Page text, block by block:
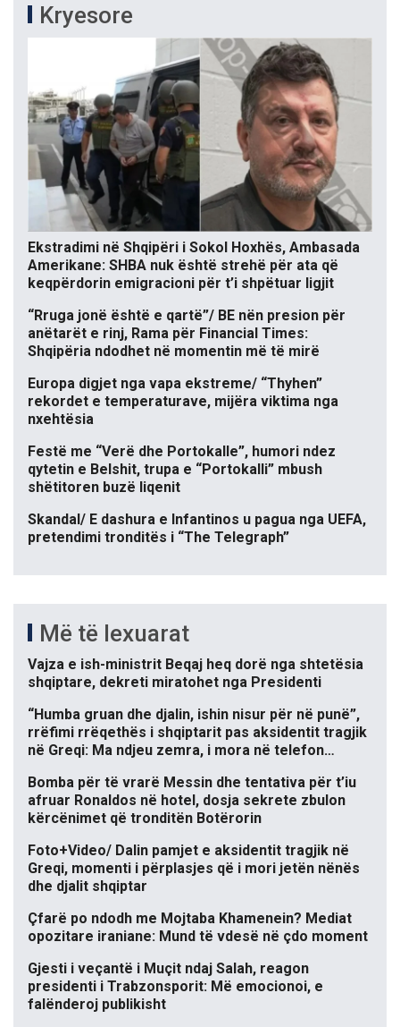
Kryesore
Ekstradimi në Shqipëri i Sokol Hoxhës, Ambasada
Amerikane: SHBA nuk është strehë për ata që
keqpërdorin emigracioni për t’i shpëtuar ligjit
“Rruga jonë është e qartë”/ BE nën presion për
anëtarët e rinj, Rama për Financial Times:
Shqipëria ndodhet në momentin më të mirë
Europa digjet nga vapa ekstreme/ “Thyhen”
rekordet e temperaturave, mijëra viktima nga
nxehtësia
Festë me “Verë dhe Portokalle”, humori ndez
qytetin e Belshit, trupa e “Portokalli” mbush
shëtitoren buzë liqenit
Skandal/ E dashura e Infantinos u pagua nga UEFA,
pretendimi tronditës i “The Telegraph”
Më të lexuarat
Vajza e ish-ministrit Beqaj heq dorë nga shtetësia
shqiptare, dekreti miratohet nga Presidenti
“Humba gruan dhe djalin, ishin nisur për në punë”,
rrëfimi rrëqethës i shqiptarit pas aksidentit tragjik
në Greqi: Ma ndjeu zemra, i mora në telefon…
Bomba për të vrarë Messin dhe tentativa për t’iu
afruar Ronaldos në hotel, dosja sekrete zbulon
kërcënimet që tronditën Botërorin
Foto+Video/ Dalin pamjet e aksidentit tragjik në
Greqi, momenti i përplasjes që i mori jetën nënës
dhe djalit shqiptar
Çfarë po ndodh me Mojtaba Khamenein? Mediat
opozitare iraniane: Mund të vdesë në çdo moment
Gjesti i veçantë i Muçit ndaj Salah, reagon
presidenti i Trabzonsporit: Më emocionoi, e
falënderoj publikisht